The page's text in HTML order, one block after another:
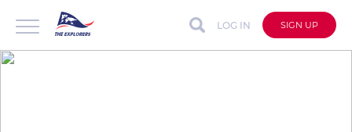
LOG IN SIGN UP